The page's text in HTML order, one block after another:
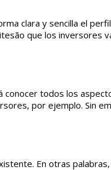
clara y sencilla el
que los inversores
conocer todos los
por ejemplo. Sin
En otras